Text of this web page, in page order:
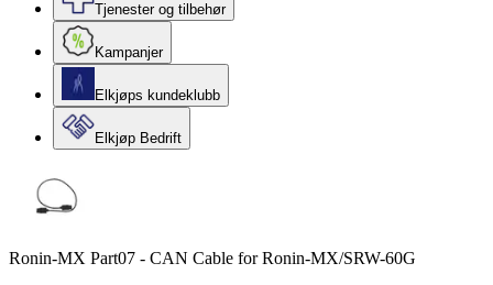
Tjenester og tilbehør
Kampanjer
Elkjøps kundeklubb
Elkjøp Bedrift
Ronin-MX Part07 - CAN Cable for Ronin-MX/SRW-60G